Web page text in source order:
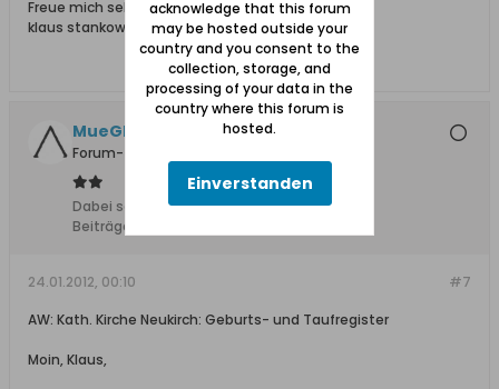
Freue mich sehr auf deine Antwort
klaus stankowitz
MueGlo
Forum-Teilnehmer
Dabei seit:
11.03.2010
Beiträge:
#7
24.01.2012, 00:10
AW: Kath. Kirche Neukirch: Geburts- und Taufregister
Moin, Klaus,
acknowledge that this forum
may be hosted outside your
country and you consent to the
collection, storage, and
processing of your data in the
country where this forum is
hosted.
Einverstanden